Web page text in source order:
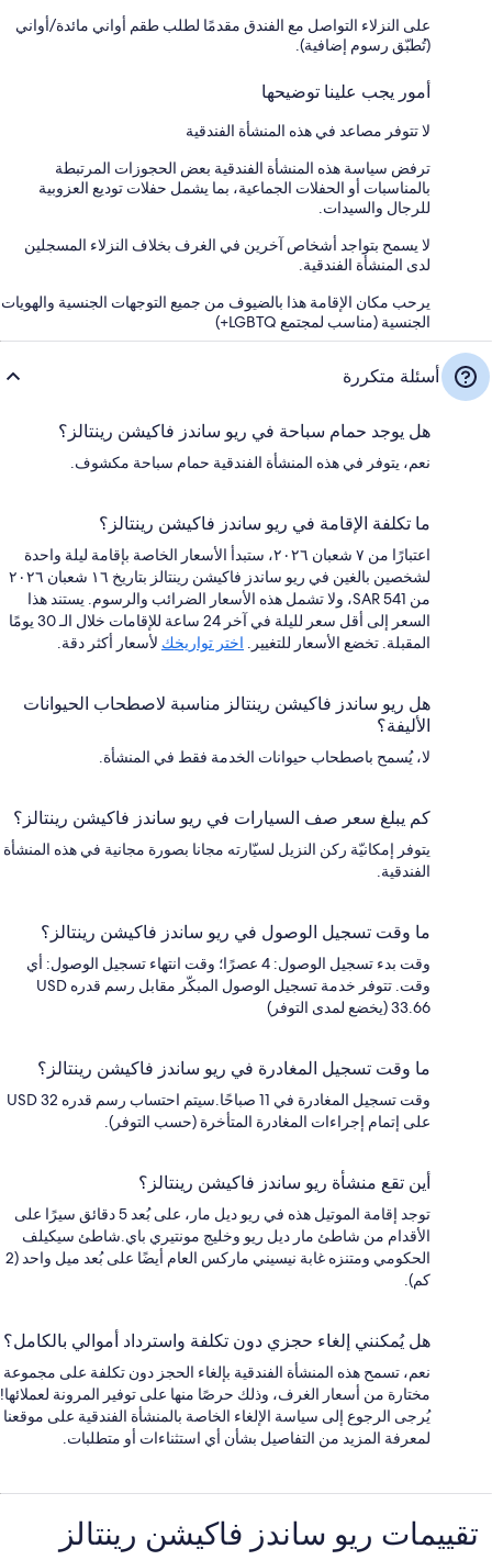
على النزلاء التواصل مع الفندق مقدمًا لطلب طقم أواني مائدة/أواني
(تُطبّق رسوم إضافية).
أمور يجب علينا توضيحها
لا تتوفر مصاعد في هذه المنشأة الفندقية
ترفض سياسة هذه المنشأة الفندقية بعض الحجوزات المرتبطة
بالمناسبات أو الحفلات الجماعية، بما يشمل حفلات توديع العزوبية
للرجال والسيدات.
لا يسمح بتواجد أشخاص آخرين في الغرف بخلاف النزلاء المسجلين
لدى المنشأة الفندقية.
يرحب مكان الإقامة هذا بالضيوف من جميع التوجهات الجنسية والهويات
الجنسية (مناسب لمجتمع LGBTQ+)
أسئلة متكررة
هل يوجد حمام سباحة في ريو ساندز فاكيشن رينتالز؟
نعم، يتوفر في هذه المنشأة الفندقية حمام سباحة مكشوف.
ما تكلفة الإقامة في ريو ساندز فاكيشن رينتالز؟
اعتبارًا من ٧ شعبان ٢٠٢٦، ستبدأ الأسعار الخاصة بإقامة ليلة واحدة
لشخصين بالغين في ريو ساندز فاكيشن رينتالز بتاريخ ١٦ شعبان ٢٠٢٦
من SAR 541، ولا تشمل هذه الأسعار الضرائب والرسوم. يستند هذا
السعر إلى أقل سعر لليلة في آخر 24 ساعة للإقامات خلال الـ 30 يومًا
المقبلة. تخضع الأسعار للتغيير. اختر تواريخك لأسعار أكثر دقة.
هل ريو ساندز فاكيشن رينتالز مناسبة لاصطحاب الحيوانات
الأليفة؟
لا، يُسمح باصطحاب حيوانات الخدمة فقط في المنشأة.
كم يبلغ سعر صف السيارات في ريو ساندز فاكيشن رينتالز؟
يتوفر إمكانيّة ركن النزيل لسيّارته مجانا بصورة مجانية في هذه المنشأة
الفندقية.
ما وقت تسجيل الوصول في ريو ساندز فاكيشن رينتالز؟
وقت بدء تسجيل الوصول: 4 عصرًا؛ وقت انتهاء تسجيل الوصول: أي
وقت. تتوفر خدمة تسجيل الوصول المبكّر مقابل رسم قدره USD
33.66 (يخضع لمدى التوفر)
ما وقت تسجيل المغادرة في ريو ساندز فاكيشن رينتالز؟
وقت تسجيل المغادرة في 11 صباحًا.سيتم احتساب رسم قدره USD 32
على إتمام إجراءات المغادرة المتأخرة (حسب التوفر).
أين تقع منشأة ريو ساندز فاكيشن رينتالز؟
توجد إقامة الموتيل هذه في ريو ديل مار، على بُعد 5 دقائق سيرًا على
الأقدام من شاطئ مار ديل ريو وخليج مونتيري باي.شاطئ سيكيلف
الحكومي ومتنزه غابة نيسيني ماركس العام أيضًا على بُعد ميل واحد (2
كم).
هل يُمكنني إلغاء حجزي دون تكلفة واسترداد أموالي بالكامل؟
نعم، تسمح هذه المنشأة الفندقية بإلغاء الحجز دون تكلفة على مجموعة
مختارة من أسعار الغرف، وذلك حرصًا منها على توفير المرونة لعملائها!
يُرجى الرجوع إلى سياسة الإلغاء الخاصة بالمنشأة الفندقية على موقعنا
لمعرفة المزيد من التفاصيل بشأن أي استثناءات أو متطلبات.
التقييمات
تقييمات ⁦ريو ساندز فاكيشن رينتالز⁩